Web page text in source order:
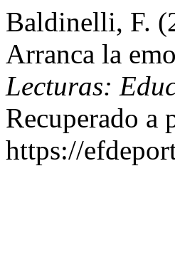
Baldinelli, F.
Arranca la
Lecturas:
Recuperado a
https://